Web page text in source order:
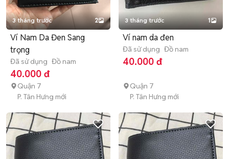
3 tháng trước 2
Ví Nam Da Đen Sang
trọng
Đã sử dụng Đồ nam
40.000 đ
Quận 7
P. Tân Hưng mới
3 tháng trước 1
Ví nam da đen
Đã sử dụng Đồ nam
40.000 đ
Quận 7
P. Tân Hưng mới